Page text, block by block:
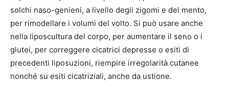
solchi naso-genieni, a livello degli zigomi e del mento,
per rimodellare i volumi del volto. Si può usare anche
nella liposcultura del corpo, per aumentare il seno o i
glutei, per correggere cicatrici depresse o esiti di
precedenti liposuzioni, riempire irregolarità cutanee
nonché su esiti cicatriziali, anche da ustione.